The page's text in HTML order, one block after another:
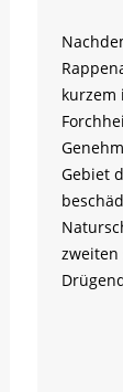
kurzem
Gebiet
zweiten